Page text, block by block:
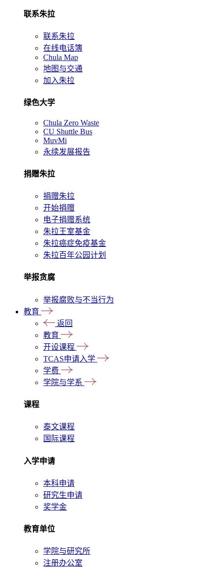
联系朱拉
联系朱拉
在线电话簿
Chula Map
地图与交通
加入朱拉
绿色大学
Chula Zero Waste
CU Shuttle Bus
MuvMi
永续发展报告
捐赠朱拉
捐赠朱拉
开始捐赠
电子捐赠系统
朱拉王室基金
朱拉癌症免疫基金
朱拉百年公园计划
举报贪腐
举报腐败与不当行为
教育
返回
教育
开设课程
TCAS申请入学
学费
学院与学系
课程
泰文课程
国际课程
入学申请
本科申请
研究生申请
奖学金
教育单位
学院与研究所
注册办公室